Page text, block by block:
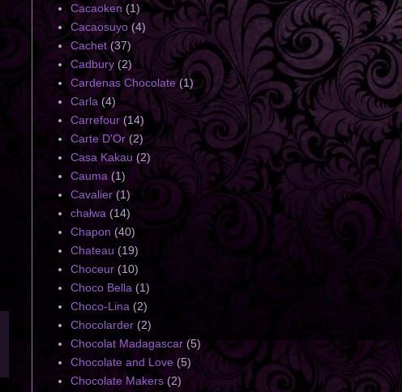
Cacaoken (1)
Cacaosuyo (4)
Cachet (37)
Cadbury (2)
Cardenas Chocolate (1)
Carla (4)
Carrefour (14)
Carte D'Or (2)
Casa Kakau (2)
Cauma (1)
Cavalier (1)
chałwa (14)
Chapon (40)
Chateau (19)
Choceur (10)
Choco Bella (1)
Choco-Lina (2)
Chocolarder (2)
Chocolat Madagascar (5)
Chocolate and Love (5)
Chocolate Makers (2)